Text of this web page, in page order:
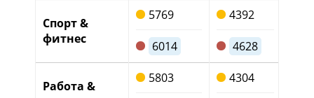
Спорт &
фитнес
5769
6014
4392
4628
Работа &
5803 4304